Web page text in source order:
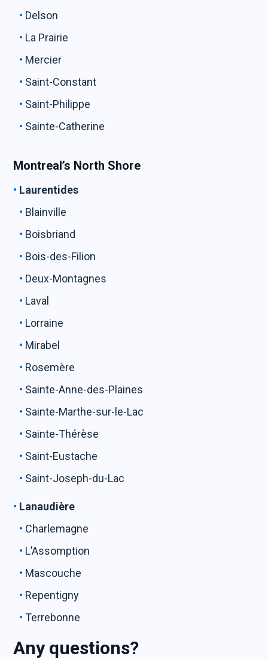
Delson
La Prairie
Mercier
Saint-Constant
Saint-Philippe
Sainte-Catherine
Montreal’s North Shore
Laurentides
Blainville
Boisbriand
Bois-des-Filion
Deux-Montagnes
Laval
Lorraine
Mirabel
Rosemère
Sainte-Anne-des-Plaines
Sainte-Marthe-sur-le-Lac
Sainte-Thérèse
Saint-Eustache
Saint-Joseph-du-Lac
Lanaudière
Charlemagne
L’Assomption
Mascouche
Repentigny
Terrebonne
Any questions?